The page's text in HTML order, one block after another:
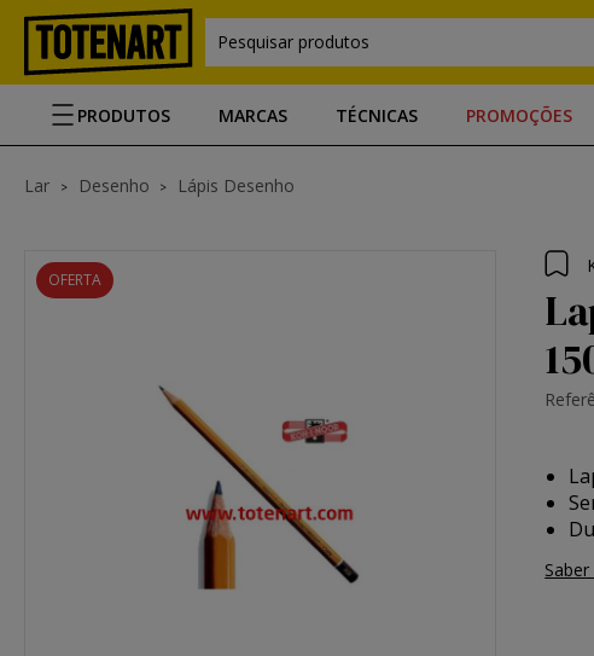
Pesquisar produtos
PRODUTOS MARCAS TÉCNICAS PROMOÇÕES
Lar Desenho Lápis Desenho
OFERTA